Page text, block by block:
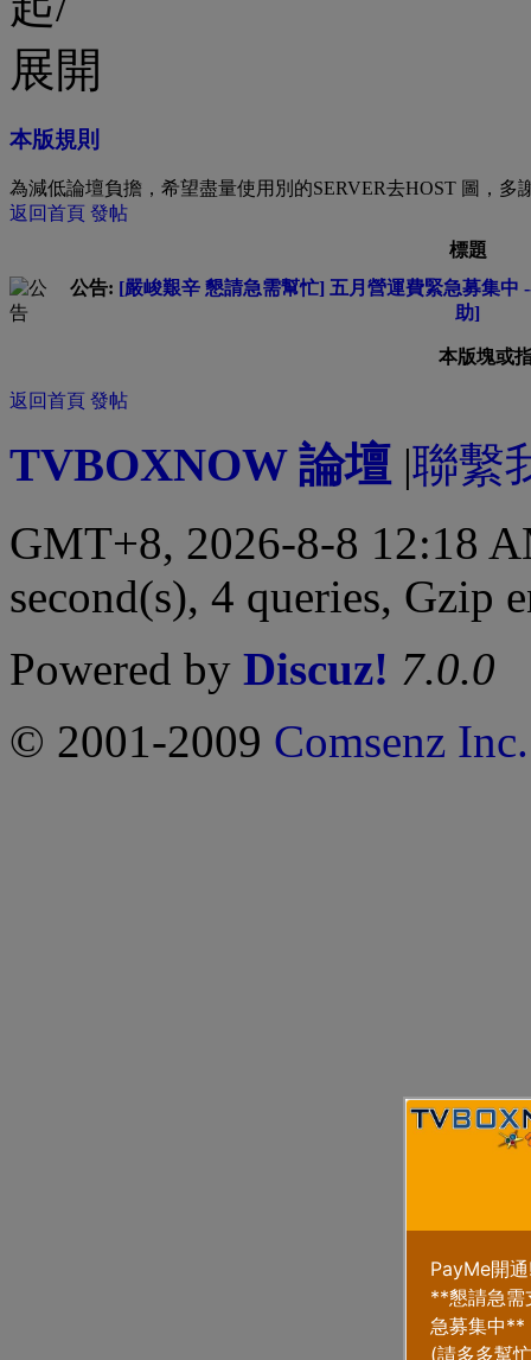
本版規則
為減低論壇負擔，希望盡量使用別的SERVER去HOST 圖，多
返回首頁 發帖
標題
公告: [嚴峻艱辛 懇請急需幫忙] 五月營運費緊急募集
助]
本版塊或
返回首頁 發帖
TVBOXNOW 論壇 |聯繫
GMT+8, 2026-8-8 12:18
second(s), 4 queries, Gzip
Powered by Discuz! 7.0.0
© 2001-2009 Comsenz Inc.